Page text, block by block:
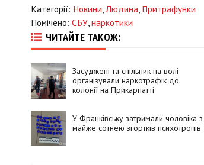
Категорії: Новини Людина Притрафунки
Помічено: СБУ наркотики
ЧИТАЙТЕ ТАКОЖ:
Засуджені та спільник на волі
організували наркотрафік до
колонії на Прикарпатті
У Франківську затримали чоловіка з
майже сотнею згортків психотропів